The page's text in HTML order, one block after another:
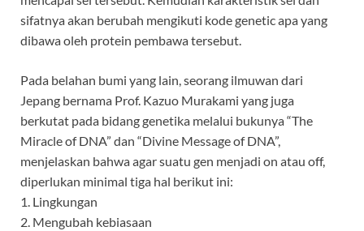
sifatnya akan berubah mengikuti kode genetic apa yang
dibawa oleh protein pembawa tersebut.
Pada belahan bumi yang lain, seorang ilmuwan dari
Jepang bernama Prof. Kazuo Murakami yang juga
berkutat pada bidang genetika melalui bukunya “The
Miracle of DNA” dan “Divine Message of DNA”,
menjelaskan bahwa agar suatu gen menjadi on atau off,
diperlukan minimal tiga hal berikut ini:
1. Lingkungan
2. Mengubah kebiasaan